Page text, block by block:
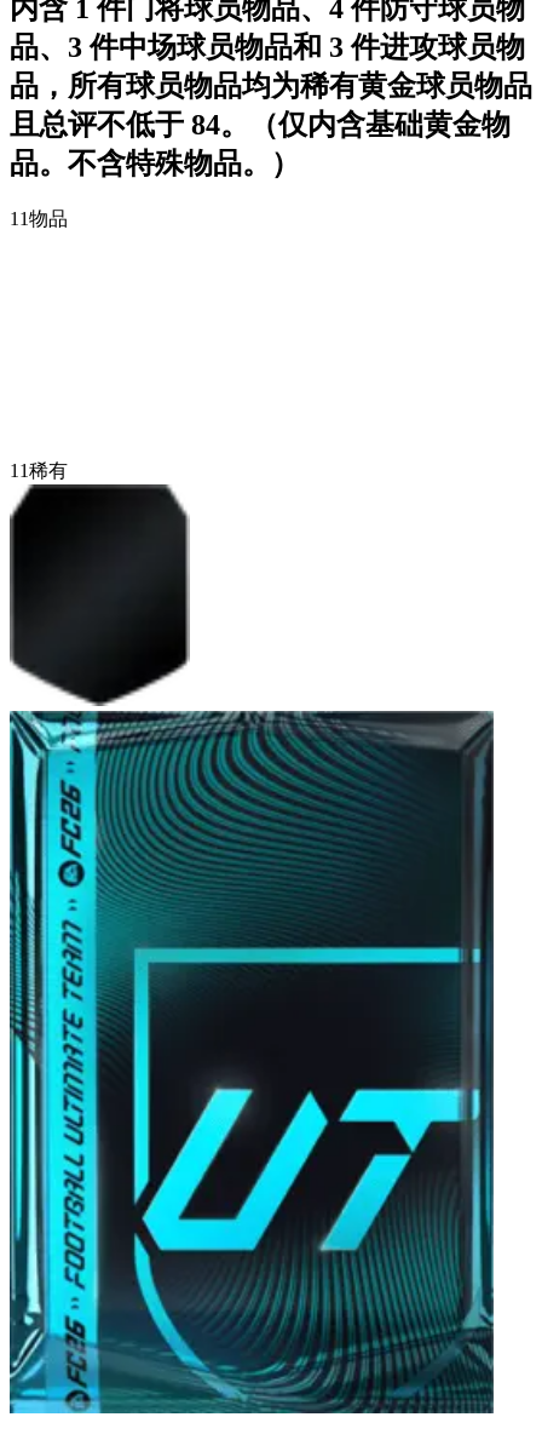
内含 1 件门将球员物品、4 件防守球员物
品、3 件中场球员物品和 3 件进攻球员物
品，所有球员物品均为稀有黄金球员物品
且总评不低于 84。（仅内含基础黄金物
品。不含特殊物品。）
11物品
11稀有